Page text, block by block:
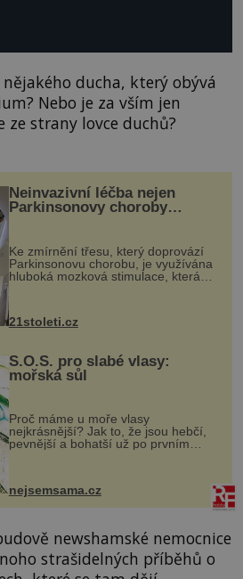
ducha, který obývá
Nebo je za vším jen
strany lovce duchů?
Neinvazivní léčba nejen
Parkinsonovy choroby
Ke zmírnění třesu, který doprovází
Parkinsonovu chorobu, je využívána
hluboká mozková stimulace, která
však vyžaduje vysoce invazivní
zákrok. Ultrazvuk zase není vhodný
k dostatečně přesnému zacílení ...
21stoleti.cz
S.O.S. pro slabé vlasy:
mořská sůl
Proč máme u moře vlasy
nejkrásnější? Jak to, že jsou hebčí,
pevnější a bohatší už po prvním
vlasy. ...
nejsemsama.cz
newshamské nemocnice
strašidelných příběhů o